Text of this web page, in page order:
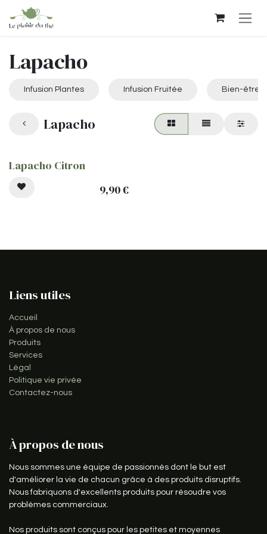
Se rendre au contenu
Lapacho
Infusion Plantes Infusion Fruitée Bien-être
Lapacho
Lapacho Citron
9,90€
Liens utiles
Accueil
À propos de nous
Produits
Services
Légal
Politique vie privée
Contactez-nous
À propos de nous
Nous sommes une équipe de passionnés dont le but est
d'améliorer la vie de chacun grâce à des produits disruptifs.
Nous fabriquons d'excellents produits pour résoudre vos
problèmes commerciaux.
Nos produits sont conçus pour les petites et moyennes